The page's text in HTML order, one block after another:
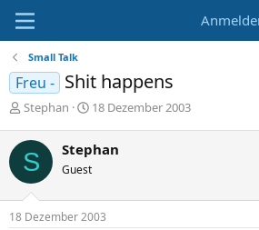
Small Talk
Freu - Shit happens
E
s
t
e
l
l
e
Stephan
E
t
e
l
t
18 Dezember 2003
S Stephan
Guest
18 Dezember 2003